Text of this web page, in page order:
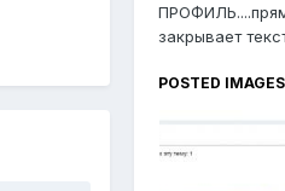
закрывает
POSTED IMAGES